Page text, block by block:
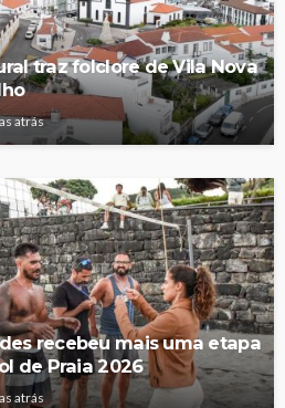
traz folclore de Vila Nova
atrás
recebeu mais uma etapa
de Praia 2026
atrás